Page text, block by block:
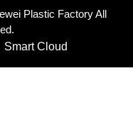
Plastic Factory All